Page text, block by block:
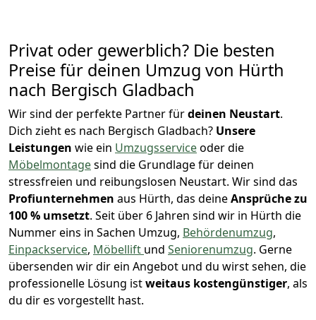
Privat oder gewerblich? Die besten
Preise für deinen Umzug von Hürth
nach Bergisch Gladbach
Wir sind der perfekte Partner fürdeinen Neustart.
Dich zieht es nach Bergisch Gladbach? Unsere
Leistungen wie ein Umzugsserviceoder die
Möbelmontagesind die Grundlage für deinen
stressfreien und reibungslosen Neustart. Wir sind das
Profiunternehmen aus Hürth, das deineAnsprüche zu
100 % umsetzt. Seit über 6 Jahren sind wir in Hürth die
Nummer eins in Sachen Umzug, Behördenumzug,
Einpackservice, Möbellift und Seniorenumzug. Gerne
übersenden wir dir ein Angebot und du wirst sehen, die
professionelle Lösung istweitaus kostengünstiger, als
du dir es vorgestellt hast.